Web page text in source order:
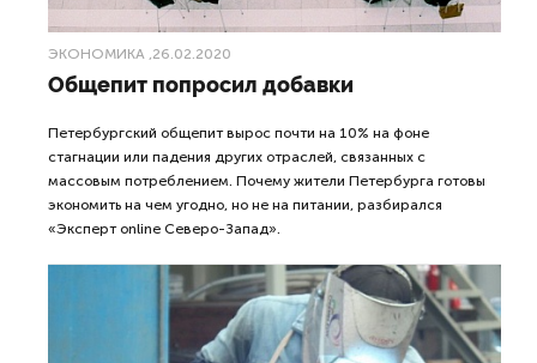
ЭКОНОМИКА ,26.02.2020
Общепит попросил добавки
Петербургский общепит вырос почти на 10% на фоне
стагнации или падения других отраслей, связанных с
массовым потреблением. Почему жители Петербурга готовы
экономить на чем угодно, но не на питании, разбирался
«Эксперт online Северо-Запад».